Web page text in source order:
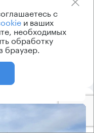
с
и ваших
необходимых
обработку
браузер.